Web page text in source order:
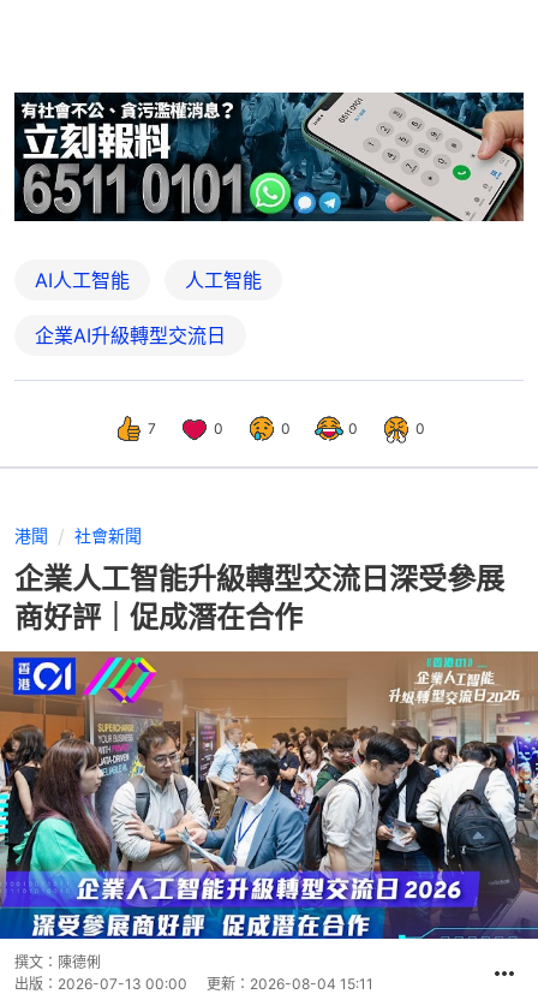
AI人工智能 人工智能
企業AI升級轉型交流日
7 0 0 0 0
港聞 社會新聞
企業人工智能升級轉型交流日深受參展
商好評｜促成潛在合作
撰文： 陳德俐
出版： 2026-07-13 00:00 更新： 2026-08-04 15:11